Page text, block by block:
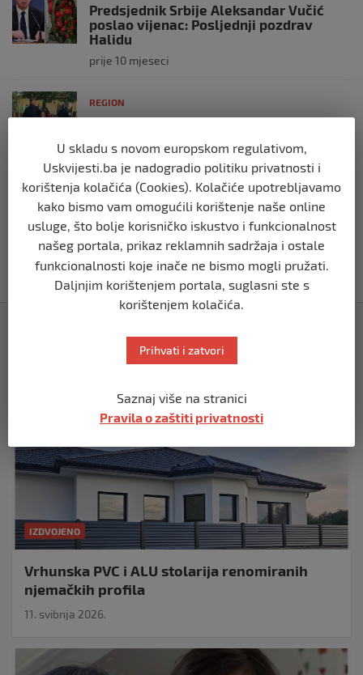
Predsjednik Srbije Aleksandar Vučić
poslao vijenac: Posljednji pozdrav
Halidu
prije 10 mjeseci
REGION
Koza ogrebala dijete u zoološkom vrtu,
uhapsiti kozu”
prije 10 mjeseci
REGION
Vučić dramatično: “Biće rata, Vojska
Srbije je spremna”
prije 10 mjeseci
IZDVOJENO
Vrhunska PVC i ALU stolarija renomiranih
njemačkih profila
11. svibnja 2026.
U skladu s novom europskom regulativom,
Uskvijesti.ba je nadogradio politiku privatnosti i
korištenja kolačića (Cookies). Kolačiće upotrebljavamo
kako bismo vam omogućili korištenje naše online
usluge, što bolje korisničko iskustvo i funkcionalnost
našeg portala, prikaz reklamnih sadržaja i ostale
funkcionalnosti koje inače ne bismo mogli pružati.
Daljnjim korištenjem portala, suglasni ste s
korištenjem kolačića.
Prihvati i zatvori
Saznaj više na stranici
Pravila o zaštiti privatnosti